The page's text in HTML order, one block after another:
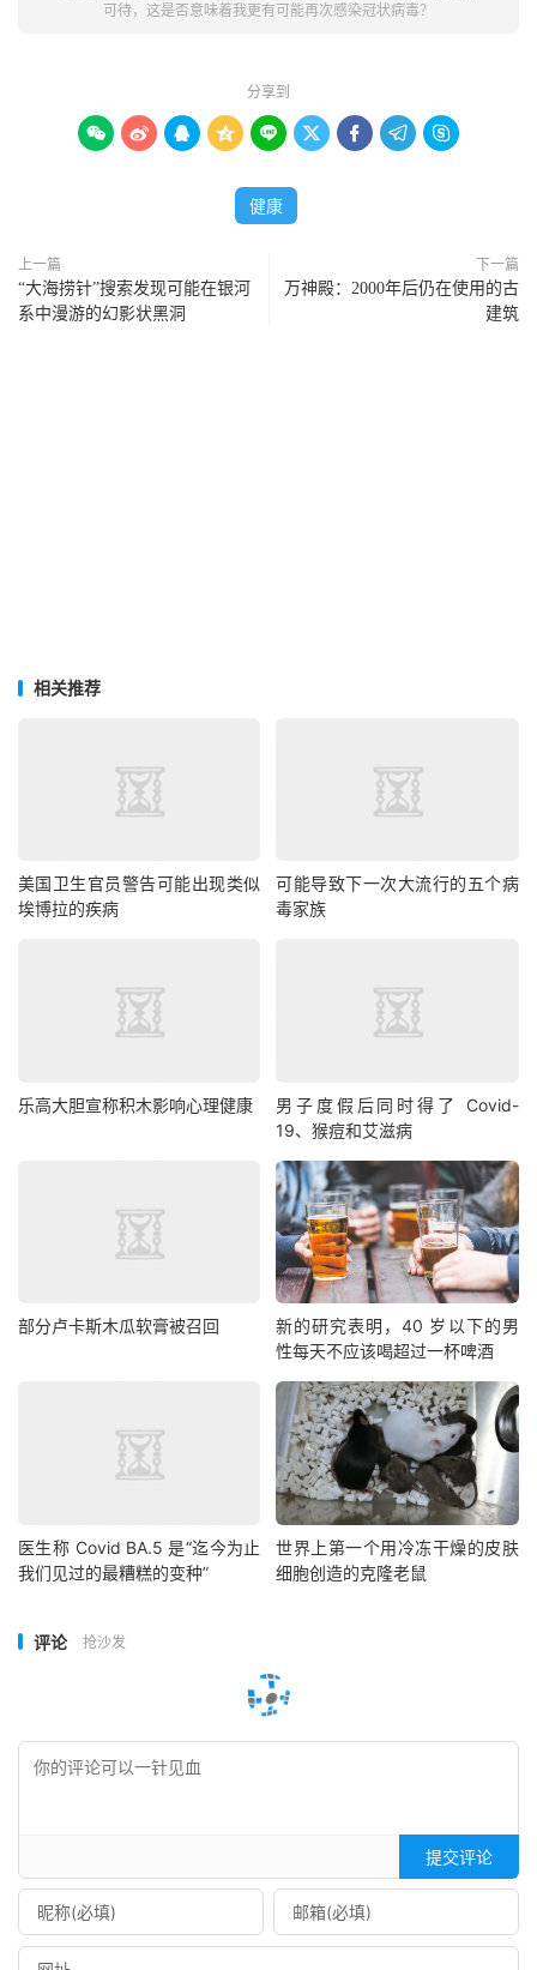
可待，这是否意味着我更有可能再次感染冠状病毒？
分享到
        
健康
上一篇
“大海捞针”搜索发现可能在银河
系中漫游的幻影状黑洞
下一篇
万神殿：2000年后仍在使用的古
建筑
相关推荐
美国卫生官员警告可能出现类似
埃博拉的疾病
可能导致下一次大流行的五个病
毒家族
乐高大胆宣称积木影响心理健康
男子度假后同时得了 Covid-
19、猴痘和艾滋病
部分卢卡斯木瓜软膏被召回
新的研究表明，40 岁以下的男
性每天不应该喝超过一杯啤酒
医生称 Covid BA.5 是“迄今为止
我们见过的最糟糕的变种”
世界上第一个用冷冻干燥的皮肤
细胞创造的克隆老鼠
评论 抢沙发
提交评论